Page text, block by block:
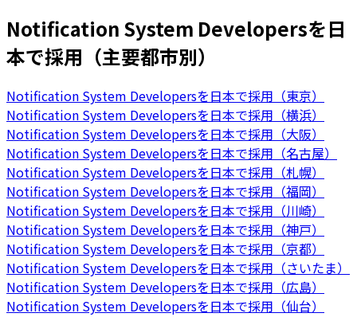
Notification System Developersを日
本で採用（主要都市別）
Notification System Developersを日本で採用（東京）
Notification System Developersを日本で採用（横浜）
Notification System Developersを日本で採用（大阪）
Notification System Developersを日本で採用（名古屋）
Notification System Developersを日本で採用（札幌）
Notification System Developersを日本で採用（福岡）
Notification System Developersを日本で採用（川崎）
Notification System Developersを日本で採用（神戸）
Notification System Developersを日本で採用（京都）
Notification System Developersを日本で採用（さいたま）
Notification System Developersを日本で採用（広島）
Notification System Developersを日本で採用（仙台）